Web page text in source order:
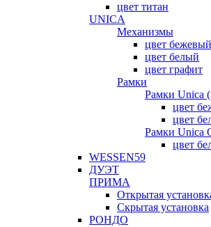
цвет титан
UNICA
Механизмы
цвет бежевый
цвет белый
цвет графит
Рамки
Рамки Unica
цвет
цвет
Рамки Unica
цвет
WESSEN59
ДУЭТ
ПРИМА
Открытая
Скрытая установка
РОНДО